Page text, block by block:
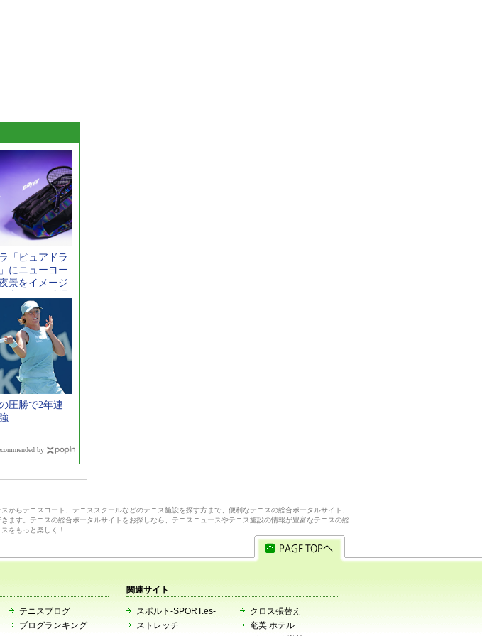
「ピュアドラ
にニューヨー
景をイメージ
定モデル登場
圧勝で2年連
by
らテニスコート、テニススクールなどのテニス施設を探す方まで、便利なテニスの総合ポータルサイト、
す。テニスの総合ポータルサイトをお探しなら、テニスニュースやテニス施設の情報が豊富なテニスの総
をもっと楽しく！
テニスブログ
ブログランキング
関連サイト
スポルト-SPORT.es-
ストレッチ
クロス張替え
奄美 ホテル